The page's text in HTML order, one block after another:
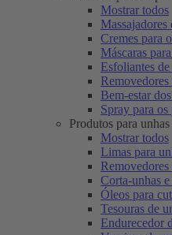
Mostrar todos
Massajadores
Cremes para
Máscaras
Esfoliantes de
Removedores
Bem-estar
Spray para os
Produtos para unhas
Mostrar todos
Limas para
Corta-unhas
Óleos para
Tesouras de
Endurecedor